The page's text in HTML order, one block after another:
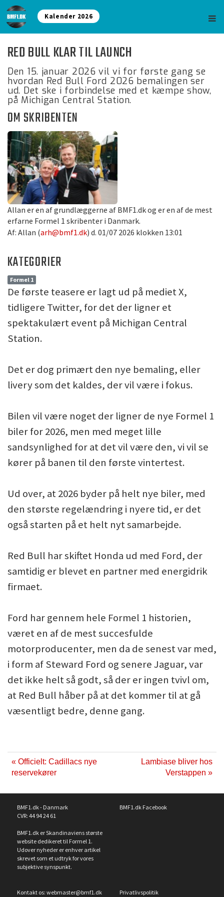
Kalender 2026
RED BULL KLAR TIL LAUNCH
Den 15. januar 2026 vil vi for første gang se
hvordan Red Bull Ford 2026 bemalingen ser
ud. Det ske i forbindelse med et kæmpe show,
på Michigan Central Station.
OM SKRIBENTEN
Allan er en af grundlæggerne af BMF1.dk og er en af de mest
erfarne Formel 1 skribenter i Danmark.
Af: Allan (arh@bmf1.dk) d. 01/07 2026 klokken 13:01
KATEGORIER
Formel 1
De første teasere er lagt ud på mediet X,
tidligere Twitter, for det der ligner et
spektakulært event på Michigan Central
Station.
Det er dog primært den nye bemaling, eller
livery som det kaldes, der vil være i fokus.
Bilen vil være noget der ligner de nye Formel 1
biler for 2026, men med meget lille
sandsynlighed for at det vil være den, vi vil se
kører på banen til den første vintertest.
Ud over, at 2026 byder på helt nye biler, med
den største regelændring i nyere tid, er det
også starten på et helt nyt samarbejde.
Red Bull har skiftet Honda ud med Ford, der
samtidig er blevet en partner med energidrik
firmaet.
Ford har gennem hele Formel 1 historien,
været en af de mest succesfulde
motorproducenter, men da de senest var med,
i form af Steward Ford og senere Jaguar, var
det ikke helt så godt, så der er ingen tvivl om,
at Red Bull håber på at det kommer til at gå
væsentligt bedre, denne gang.
« Officielt: Cadillacs nye
reservekører
Lambiase bliver hos
Verstappen »
BMF1.dk - Danmark
CVR: 44 94 24 61
BMF1.dk er Skandinaviens største
website dedikeret til Formel 1.
Udover nyheder er enhver artikel
skrevet som et udtryk for vores
subjektive synspunkt.
BMF1.dk Facebook
Kontakt os: webmaster@bmf1.dk Privatlivspolitik